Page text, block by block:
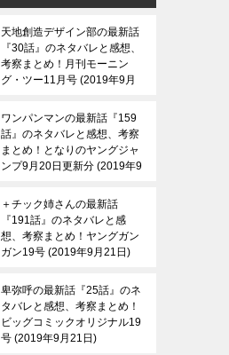
天地創造デザイン部の最新話
『30話』のネタバレと感想、
考察まとめ！月刊モーニン
グ・ツー11月号 2019年9月
ワンパンマンの最新話『159
話』のネタバレと感想、考察
まとめ！となりのヤングジャ
ンプ9月20日更新分 2019年9
＋チック姉さんの最新話
『191話』のネタバレと感
想、考察まとめ！ヤングガン
ガン19号 2019年9月21日
卑弥呼の最新話『25話』のネ
タバレと感想、考察まとめ！
ビッグコミックオリジナル19
号 2019年9月21日